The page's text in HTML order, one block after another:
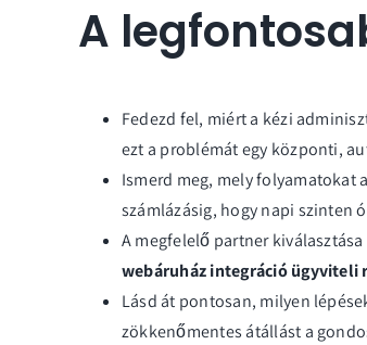
A
Fedezd fel, miért a kézi
ezt a problémát egy központi,
Ismerd meg, mely folyamatokat
számlázásig, hogy napi szinten
A megfelelő partner
webáruház integráció ügyviteli
Lásd át pontosan, milyen
zökkenőmentes átállást a